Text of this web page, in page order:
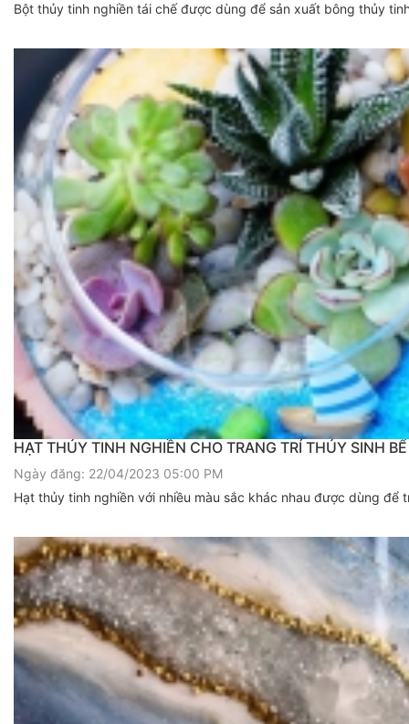
Bột thủy tinh nghiền tái chế được dùng để sản xuất bông thủy
HẠT THỦY TINH NGHIỀN CHO TRANG TRÍ THỦY SINH
Ngày đăng: 22/04/2023 05:00 PM
Hạt thủy tinh nghiền với nhiều màu sắc khác nhau được dùng để